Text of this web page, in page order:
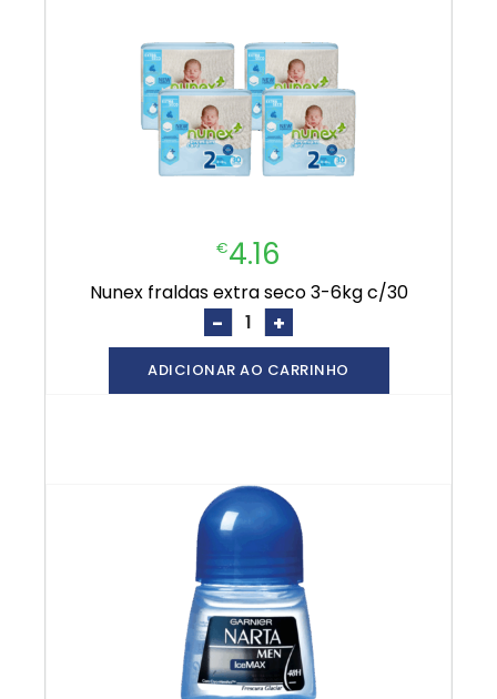
€4.16
nunex fraldas extra seco 3-6kg c/30
- +
ADICIONAR AO CARRINHO